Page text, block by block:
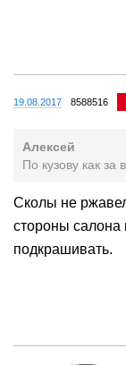
19.08.2017 8588516
Алексей
По кузову как за
Сколы не
стороны салона
подкрашивать.